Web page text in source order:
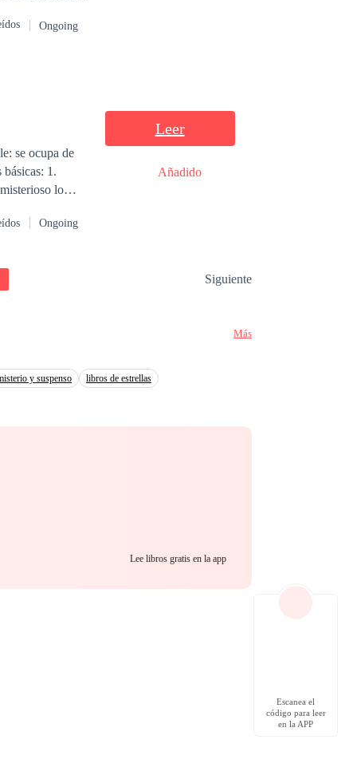
con una
vuelven
allá de
abundante
de la
castigos y
Ongoing
se ocupa de
1.
lo
mal, las cosas
Ongoing
Leer
Añadido
Siguiente
Más
y suspenso
libros de estrellas
Lee libros gratis en la app
Escanea el
código para leer
en la APP